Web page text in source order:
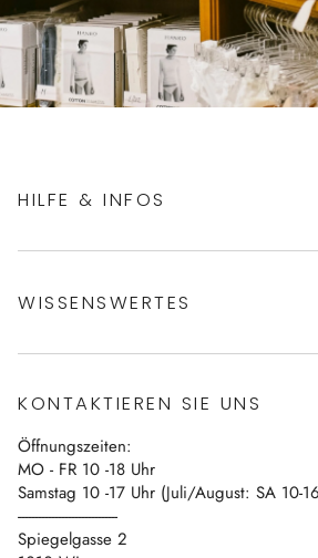
HILFE & INFOS
Datenschutz
Impressum
Vertrag widerrufen
WISSENSWERTES
Blog
Kontakt
KONTAKTIEREN SIE UNS
Öffnungszeiten:
MO - FR 10 -18 Uhr
Samstag 10 -17 Uhr (Juli/August: SA 10-
------------------------------
Spiegelgasse 2